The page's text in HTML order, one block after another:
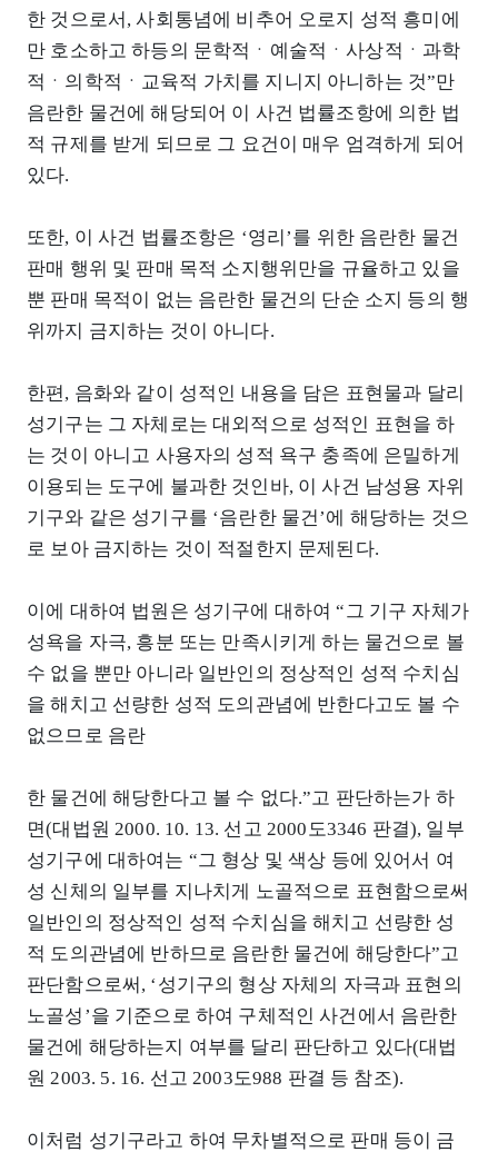
한 것으로서, 사회통념에 비추어 오로지 성적 흥미에
만 호소하고 하등의 문학적ㆍ예술적ㆍ사상적ㆍ과학
적ㆍ의학적ㆍ교육적 가치를 지니지 아니하는 것”만
음란한 물건에 해당되어 이 사건 법률조항에 의한 법
적 규제를 받게 되므로 그 요건이 매우 엄격하게 되어
있다.
또한, 이 사건 법률조항은 ‘영리’를 위한 음란한 물건
판매 행위 및 판매 목적 소지행위만을 규율하고 있을
뿐 판매 목적이 없는 음란한 물건의 단순 소지 등의 행
위까지 금지하는 것이 아니다.
한편, 음화와 같이 성적인 내용을 담은 표현물과 달리
성기구는 그 자체로는 대외적으로 성적인 표현을 하
는 것이 아니고 사용자의 성적 욕구 충족에 은밀하게
이용되는 도구에 불과한 것인바, 이 사건 남성용 자위
기구와 같은 성기구를 ‘음란한 물건’에 해당하는 것으
로 보아 금지하는 것이 적절한지 문제된다.
이에 대하여 법원은 성기구에 대하여 “그 기구 자체가
성욕을 자극, 흥분 또는 만족시키게 하는 물건으로 볼
수 없을 뿐만 아니라 일반인의 정상적인 성적 수치심
을 해치고 선량한 성적 도의관념에 반한다고도 볼 수
없으므로 음란
한 물건에 해당한다고 볼 수 없다.”고 판단하는가 하
면(대법원 2000. 10. 13. 선고 2000도3346 판결), 일부
성기구에 대하여는 “그 형상 및 색상 등에 있어서 여
성 신체의 일부를 지나치게 노골적으로 표현함으로써
일반인의 정상적인 성적 수치심을 해치고 선량한 성
적 도의관념에 반하므로 음란한 물건에 해당한다”고
판단함으로써, ‘성기구의 형상 자체의 자극과 표현의
노골성’을 기준으로 하여 구체적인 사건에서 음란한
물건에 해당하는지 여부를 달리 판단하고 있다(대법
원 2003. 5. 16. 선고 2003도988 판결 등 참조).
이처럼 성기구라고 하여 무차별적으로 판매 등이 금